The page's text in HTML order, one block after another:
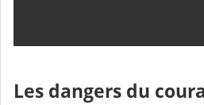
Les dangers du